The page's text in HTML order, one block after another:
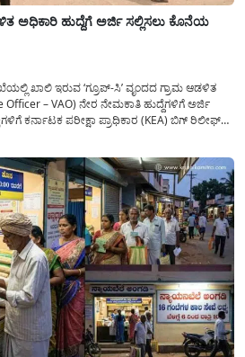
ಅಧಿಕಾರಿ ಹುದ್ದೆಗೆ ಅರ್ಜಿ ಸಲ್ಲಿಸಲು ಕೊನೆಯ
ಖಾಲಿ ಇರುವ ‘ಗ್ರೂಪ್-ಸಿ’ ವೃಂದದ ಗ್ರಾಮ ಆಡಳಿತ
– VAO) ನೇರ ನೇಮಕಾತಿ ಹುದ್ದೆಗಳಿಗೆ ಅರ್ಜಿ
ಕರ್ನಾಟಕ ಪರೀಕ್ಷಾ ಪ್ರಾಧಿಕಾರ (KEA) ಬಿಗ್ ರಿಲೀಫ್